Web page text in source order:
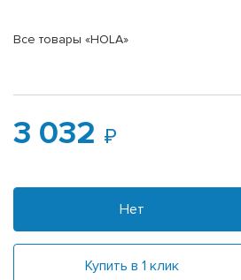
Все товары «HOLA»
3 032
Нет
Купить в 1 клик